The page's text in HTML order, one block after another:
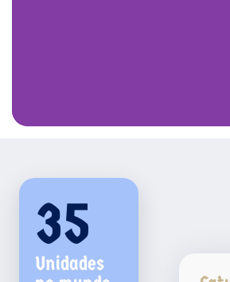
35
Unidades